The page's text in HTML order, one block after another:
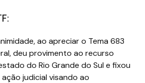
ao apreciar o Tema 683
deu provimento ao recurso
do Rio Grande do Sul e fixou
judicial visando ao